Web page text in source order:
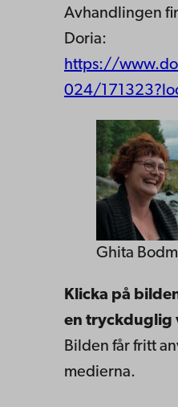
Avhandlingen
Doria:
https://
024/
Ghita
Klicka på
en tryckduglig
Bilden får fritt
medierna.